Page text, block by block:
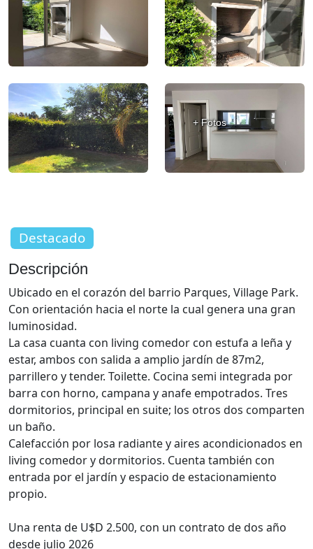
+ Fotos
Destacado
Descripción
Ubicado en el corazón del barrio Parques, Village Park.
Con orientación hacia el norte la cual genera una gran
luminosidad.
La casa cuanta con living comedor con estufa a leña y
estar, ambos con salida a amplio jardín de 87m2,
parrillero y tender. Toilette. Cocina semi integrada por
barra con horno, campana y anafe empotrados. Tres
dormitorios, principal en suite; los otros dos comparten
un baño.
Calefacción por losa radiante y aires acondicionados en
living comedor y dormitorios. Cuenta también con
entrada por el jardín y espacio de estacionamiento
propio.
Una renta de U$D 2.500, con un contrato de dos año
desde julio 2026